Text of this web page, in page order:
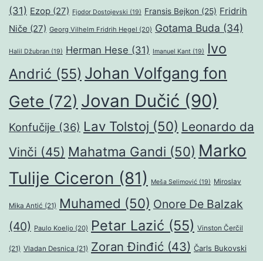
(31) Ezop (27) Fjodor Dostojevski (19) Fransis Bejkon (25) Fridrih
Niče (27) Georg Vilhelm Fridrih Hegel (20) Gotama Buda (34)
Halil Džubran (19) Herman Hese (31) Imanuel Kant (19)
Ivo
Andrić (55) Johan Volfgang fon
Gete (72) Jovan Dučić (90)
Konfučije (36) Lav Tolstoj (50) Leonardo da
Vinči (45) Mahatma Gandi (50) Marko
Tulije Ciceron (81) Meša Selimović (19) Miroslav
Mika Antić (21) Muhamed (50) Onore De Balzak
(40) Paulo Koeljo (20) Petar Lazić (55) Vinston Čerčil
(21) Vladan Desnica (21) Zoran Đinđić (43) Čarls Bukovski